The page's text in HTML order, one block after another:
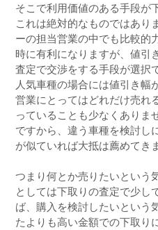
そこで利用価値のある手段が
これは絶対的なものではあり
ーの担当営業の中でも比較的
時に有利になりますが、値引
査定で交渉をする手段が選択
人気車種の場合には値引き幅
営業にとってはどれだけ売れ
っていることも少なくありま
ですから、違う車種を検討し
が似ていれば大抵は薦めてき
つまり何とか売りたいという
としては下取りの査定で少し
ば、購入を検討したいという
たよりも高い金額での下取り